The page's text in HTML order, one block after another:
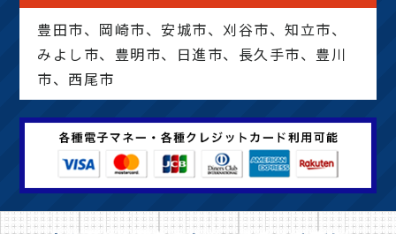
豊田市、岡崎市、安城市、刈谷市、知立市、
みよし市、豊明市、日進市、長久手市、豊川
市、西尾市